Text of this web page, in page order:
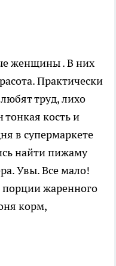
женщины . В них
Практически
труд, лихо
кость и
в супермаркете
найти пижаму
Увы. Все мало!
жаренного
корм,